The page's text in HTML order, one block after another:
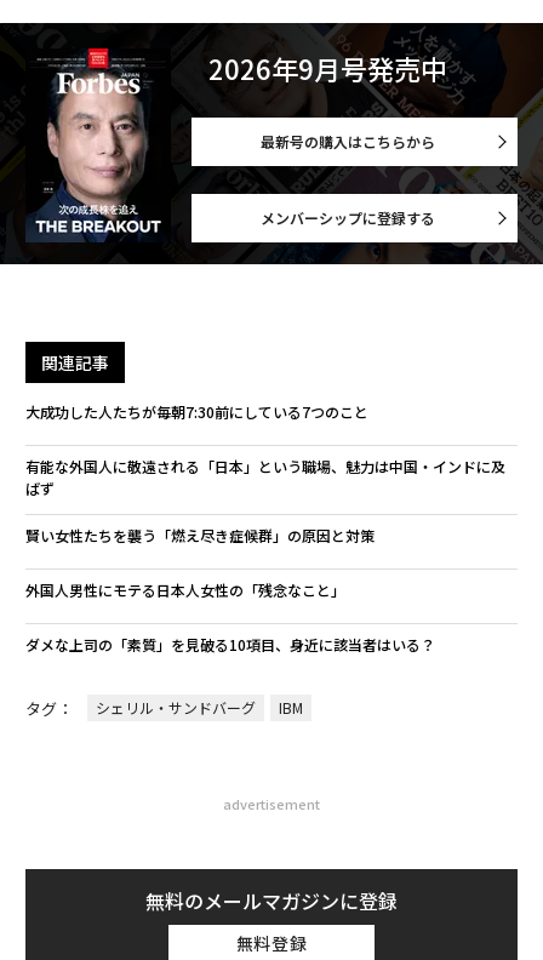
2026年9月号発売中
最新号の購入はこちらから
メンバーシップに登録する
関連記事
大成功した人たちが毎朝7:30前にしている7つのこと
有能な外国人に敬遠される「日本」という職場、魅力は中国・インドに及
ばず
賢い女性たちを襲う「燃え尽き症候群」の原因と対策
外国人男性にモテる日本人女性の「残念なこと」
ダメな上司の「素質」を見破る10項目、身近に該当者はいる？
タグ： シェリル・サンドバーグ IBM
advertisement
無料のメールマガジンに登録
無料登録